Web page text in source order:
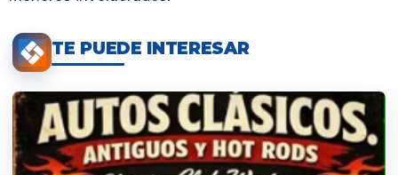
TE PUEDE INTERESAR